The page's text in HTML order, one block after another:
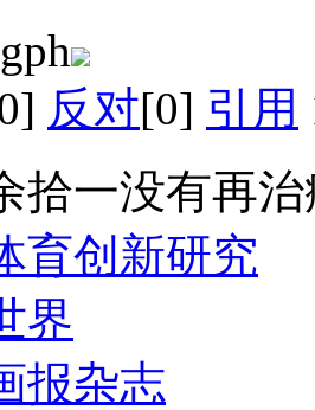
反对[0] 引用
拾一没有再
育创新研究
界
报杂志